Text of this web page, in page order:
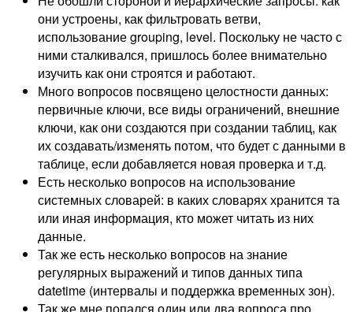
они устроены, как фильтровать ветви,
использование grouping, level. Поскольку не часто с
ними сталкивался, пришлось более внимательно
изучить как они строятся и работают.
Много вопросов посвящено целостности данных:
первичные ключи, все виды ограничений, внешние
ключи, как они создаются при создании таблиц, как
их создавать/изменять потом, что будет с данными в
таблице, если добавляется новая проверка и т.д.
Есть несколько вопросов на использование
системных словарей: в каких словарях хранится та
или иная информация, кто может читать из них
данные.
Так же есть несколько вопросов на знание
регулярных выражений и типов данных типа
datetime (интервалы и поддержка временных зон).
Так же мне попался один или два вопроса про